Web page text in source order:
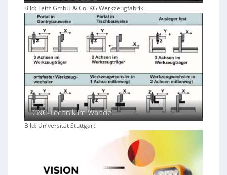
Bild: Leitz GmbH & Co. KG Werkzeugfabrik
CNC-Technik im Wandel
Bild: Universität Stuttgart